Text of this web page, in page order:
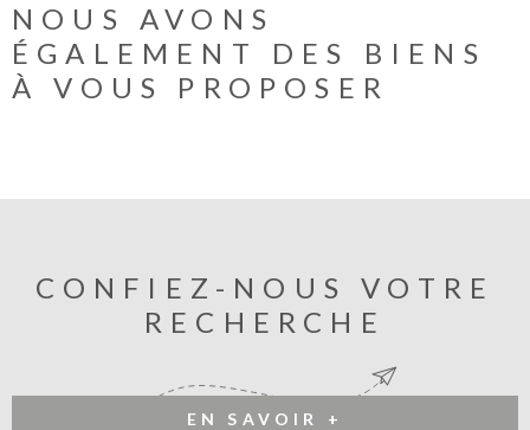
NOUS AVONS
ÉGALEMENT DES BIENS
À VOUS PROPOSER
CONFIEZ-NOUS VOTRE
RECHERCHE
EN SAVOIR +